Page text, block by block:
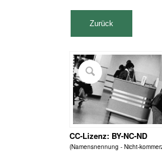
CC-Lizenz: BY-NC-ND
(Namensnennung - Nicht-